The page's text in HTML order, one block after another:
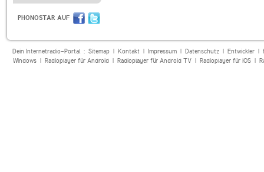
PHONOSTAR AUF
Dein Internetradio-Portal : Sitemap| Kontakt| Impressum| Datenschutz| Entwickler|
Windows| Radioplayer für Android| Radioplayer für Android TV| Radioplayer für iOS|